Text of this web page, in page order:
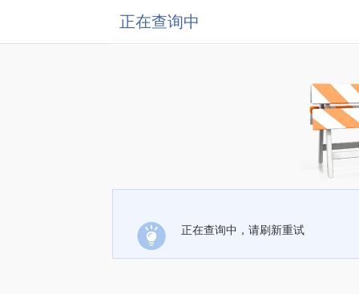
正在查询中
正在查询中，请刷新重试